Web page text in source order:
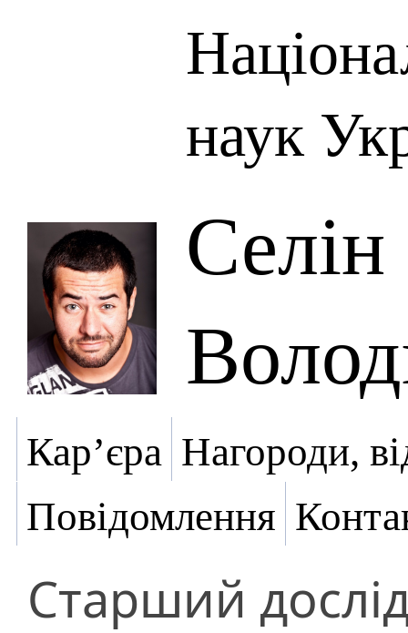
наук
Кар’єра Нагороди,
Повідомлення
Старший